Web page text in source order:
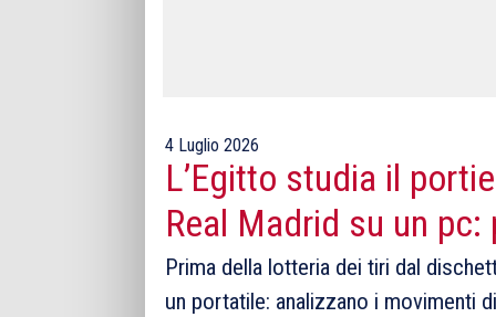
4 Luglio 2026
L’Egitto studia il
Real Madrid su un
Prima della lotteria dei tiri dal
un portatile: analizzano i movimenti